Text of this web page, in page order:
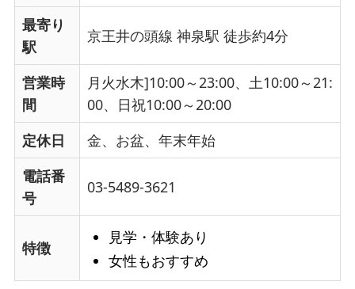
最寄り
駅
京王井の頭線 神泉駅 徒歩約4分
営業時
間
月火水木]10:00～23:00、土10:00～21:
00、日祝10:00～20:00
定休日
金、お盆、年末年始
電話番
号
03-5489-3621
特徴
見学・体験あり
女性もおすすめ